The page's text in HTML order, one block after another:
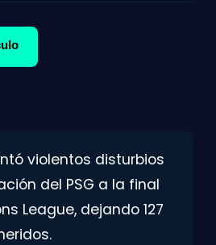
violentos disturbios
del PSG a la final
League, dejando 127